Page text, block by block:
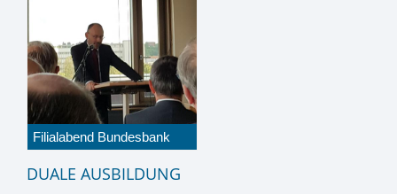
Filialabend Bundesbank
DUALE AUSBILDUNG